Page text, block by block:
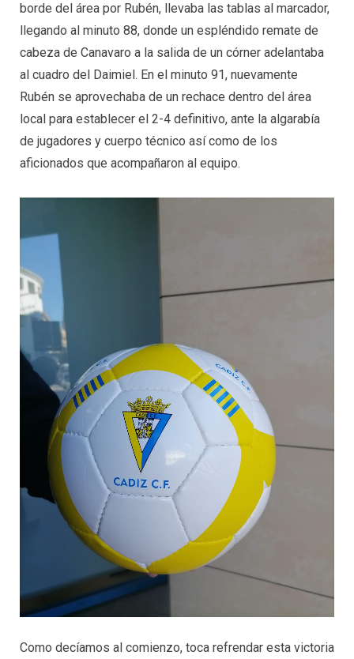
borde del área por Rubén, llevaba las tablas al marcador,
llegando al minuto 88, donde un espléndido remate de
cabeza de Canavaro a la salida de un córner adelantaba
al cuadro del Daimiel. En el minuto 91, nuevamente
Rubén se aprovechaba de un rechace dentro del área
local para establecer el 2-4 definitivo, ante la algarabía
de jugadores y cuerpo técnico así como de los
aficionados que acompañaron al equipo.
Como decíamos al comienzo, toca refrendar esta victoria